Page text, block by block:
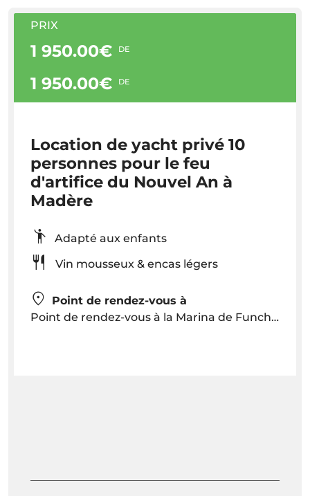
PRIX
1 950.00€ DE
1 950.00€ DE
Location de yacht privé 10
personnes pour le feu
d'artifice du Nouvel An à
Madère
Adapté aux enfants
Vin mousseux & encas légers
Point de rendez-vous à
Point de rendez-vous à la Marina de Funchal vers 22h00 / 22h30 au bateau GREENSTORM